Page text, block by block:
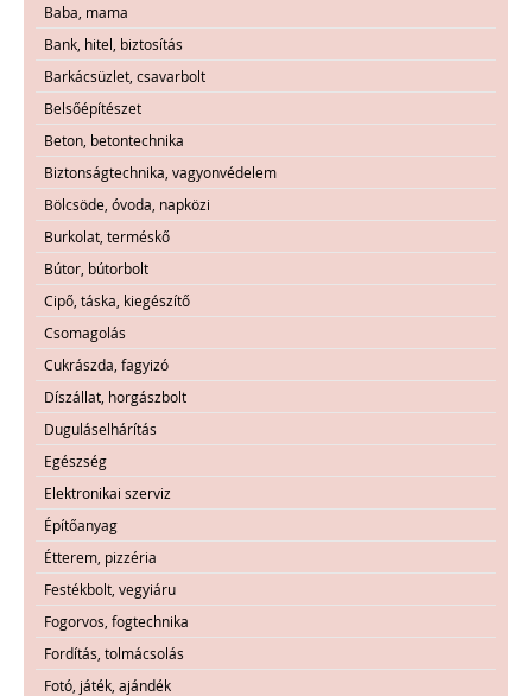
Baba, mama
Bank, hitel, biztosítás
Barkácsüzlet, csavarbolt
Belsőépítészet
Beton, betontechnika
Biztonságtechnika, vagyonvédelem
Bölcsöde, óvoda, napközi
Burkolat, terméskő
Bútor, bútorbolt
Cipő, táska, kiegészítő
Csomagolás
Cukrászda, fagyizó
Díszállat, horgászbolt
Duguláselhárítás
Egészség
Elektronikai szerviz
Építőanyag
Étterem, pizzéria
Festékbolt, vegyiáru
Fogorvos, fogtechnika
Fordítás, tolmácsolás
Fotó, játék, ajándék